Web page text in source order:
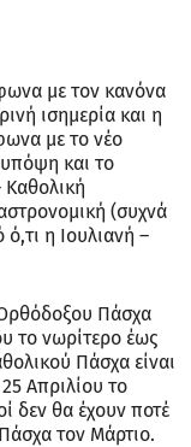
με τον κανόνα
ισημερία και η
με το νέο
και το
(συχνά
η Ιουλιανή –
Πάσχα
το νωρίτερο έως
Πάσχα είναι
Απριλίου το
δεν θα έχουν ποτέ
τον Μάρτιο.